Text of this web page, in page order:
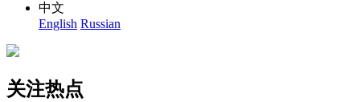
中文
English Russian
关注热点